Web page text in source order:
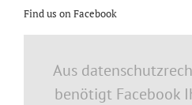
Find us on Facebook
Aus
benötigt Facebook